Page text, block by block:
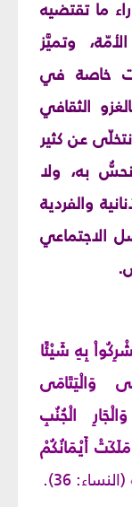
ما تقتضيه
وتميَّز
خاصة في
الثقافي
عن كثير
نحسُّ به، ولا
والفردية
الاجتماعي
بِهِ شَيْئًا
وَالْيَتَامَى
الْجُنُبِ
أَيْمَانُكُمْ
(النساء: 36).